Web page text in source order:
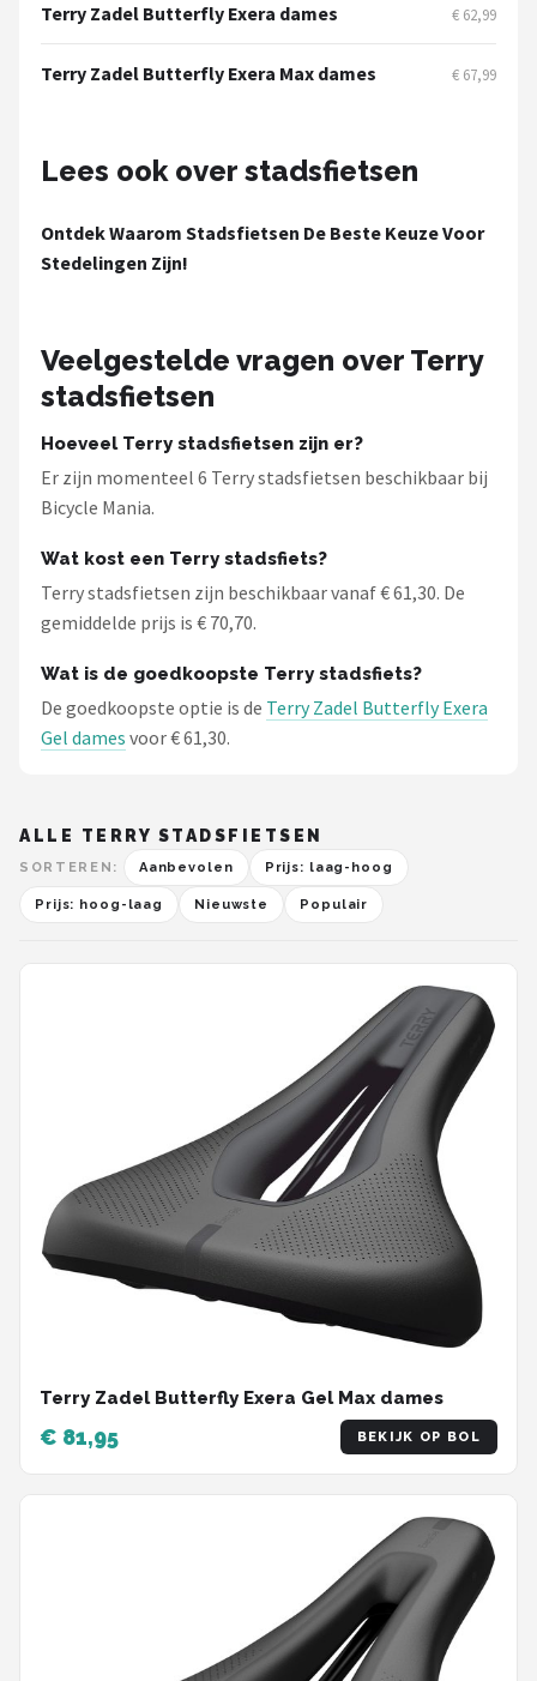
BBB Cycling
Schwalbe
Cortina
Terry Zadel Butterfly Exera dames € 62,99
Terry Zadel Butterfly Exera Max dames € 67,99
Lees ook over stadsfietsen
Ontdek Waarom Stadsfietsen De Beste Keuze Voor
Stedelingen Zijn!
Veelgestelde vragen over Terry
stadsfietsen
Hoeveel Terry stadsfietsen zijn er?
Er zijn momenteel 6 Terry stadsfietsen beschikbaar bij
Bicycle Mania.
Wat kost een Terry stadsfiets?
Terry stadsfietsen zijn beschikbaar vanaf € 61,30. De
gemiddelde prijs is € 70,70.
Wat is de goedkoopste Terry stadsfiets?
De goedkoopste optie is de Terry Zadel Butterfly Exera
Gel dames voor € 61,30.
ALLE TERRY STADSFIETSEN
SORTEREN: Aanbevolen Prijs: laag-hoog
Prijs: hoog-laag Nieuwste Populair
Terry Zadel Butterfly Exera Gel Max dames
€ 81,95 BEKIJK OP BOL